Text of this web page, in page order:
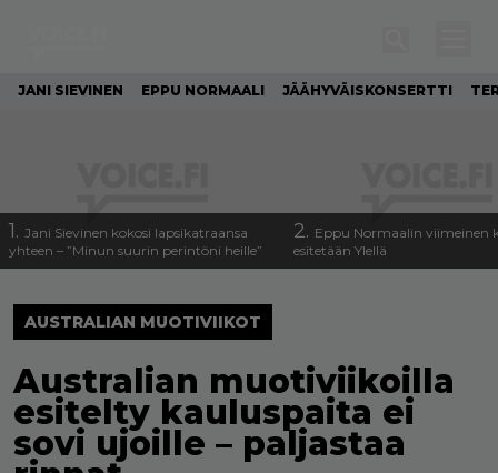
JANI SIEVINEN EPPU NORMAALI JÄÄHYVÄISKONSERTTI
1. Jani Sievinen kokosi lapsikatraansa
yhteen – ”Minun suurin perintöni heille”
2. Eppu Normaalin viimeinen
esitetään Ylellä
AUSTRALIAN MUOTIVIIKOT
Australian muotiviikoilla
esitelty kauluspaita ei
sovi ujoille – paljastaa